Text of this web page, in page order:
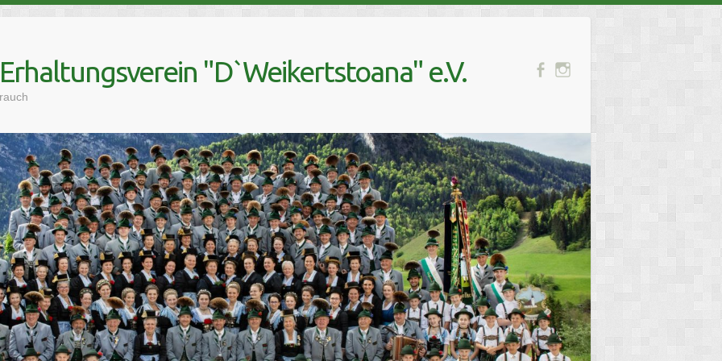
"D`Weikertstoana" e.V.